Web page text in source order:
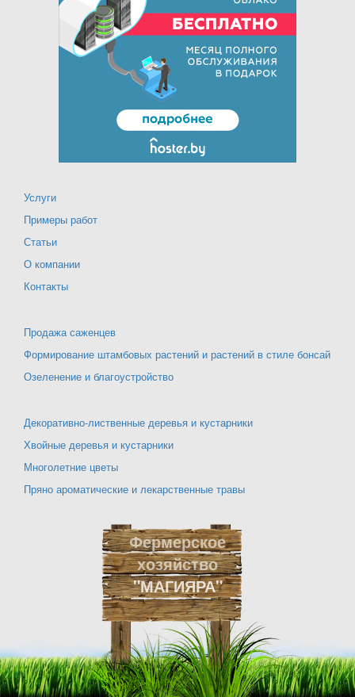
Услуги
Примеры работ
Статьи
О компании
Контакты
Продажа саженцев
Формирование штамбовых растений и растений в стиле бонсай
Озеленение и благоустройство
Декоративно-лиственные деревья и кустарники
Хвойные деревья и кустарники
Многолетние цветы
Пряно ароматические и лекарственные травы
Фермерское
хозяйство
"МАГИЯРА"